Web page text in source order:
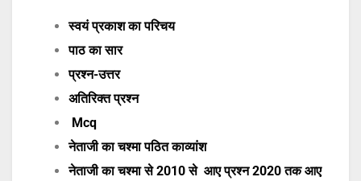
स्वयं प्रकाश का परिचय
पाठ का सार
प्रश्न-उत्तर
अतिरिक्त प्रश्न
Mcq
नेताजी का चश्मा पठित काव्यांश
नेताजी का चश्मा से 2010 से आए प्रश्न 2020 तक आए